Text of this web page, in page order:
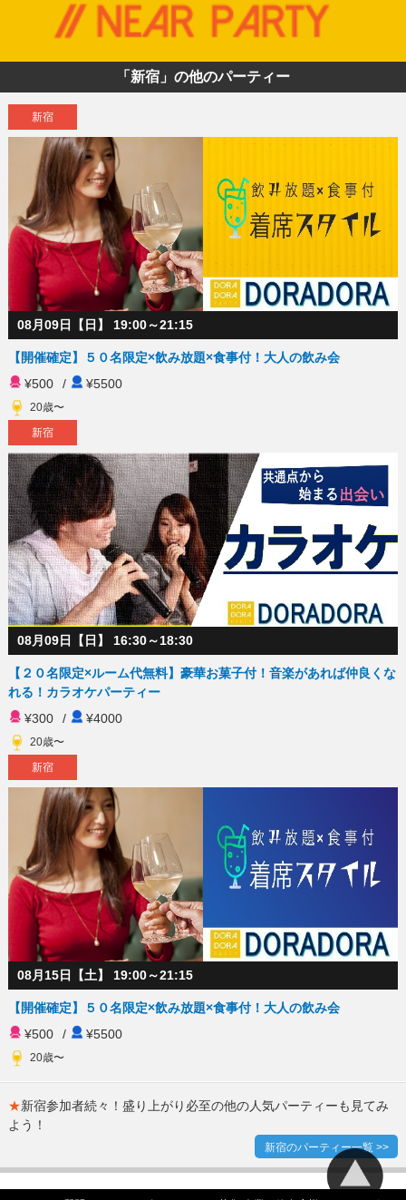
「新宿」の他のパーティー
新宿
08月09日【日】 19:00～21:15
【開催確定】５０名限定×飲み放題×食事付！大人の飲み会
¥500
/ ¥5500
20歳〜
新宿
08月09日【日】 16:30～18:30
【２０名限定×ルーム代無料】豪華お菓子付！音楽があれば仲良くな
れる！カラオケパーティー
¥300
/ ¥4000
20歳〜
新宿
08月15日【土】 19:00～21:15
【開催確定】５０名限定×飲み放題×食事付！大人の飲み会
¥500
/ ¥5500
20歳〜
★新宿参加者続々！盛り上がり必至の他の人気パーティーも見てみ
よう！
新宿のパーティー一覧 >>